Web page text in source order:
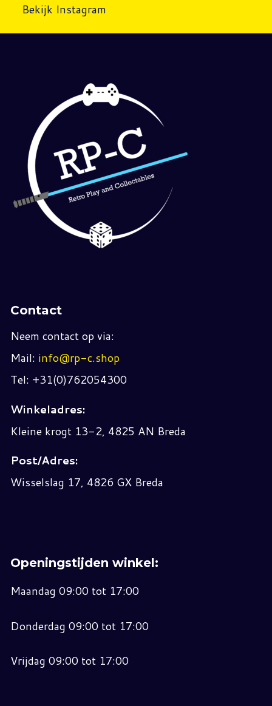
Bekijk Instagram
Contact
Neem contact op via:
Mail: info@rp-c.shop
Tel: +31(0)762054300
Winkeladres:
Kleine krogt 13-2, 4825 AN Breda
Post/Adres:
Wisselslag 17, 4826 GX Breda
Openingstijden winkel:
Maandag 09:00 tot 17:00
Donderdag 09:00 tot 17:00
Vrijdag 09:00 tot 17:00